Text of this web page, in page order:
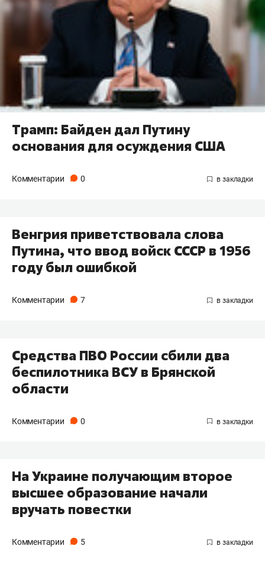
Трамп: Байден дал Путину
основания для осуждения США
Комментарии 0
Венгрия приветствовала слова
Путина, что ввод войск СССР в 1956
году был ошибкой
Комментарии 7
Средства ПВО России сбили два
беспилотника ВСУ в Брянской
области
Комментарии 0
На Украине получающим второе
высшее образование начали
вручать повестки
Комментарии 5